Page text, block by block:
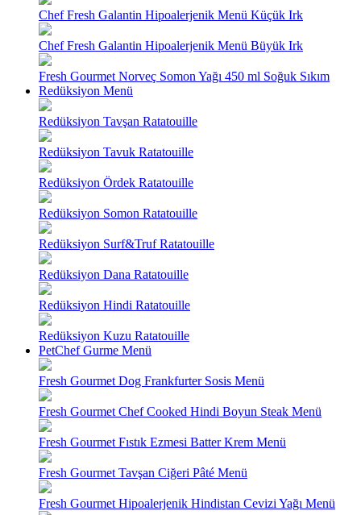
Chef Fresh Galantin Hipoalerjenik Menü Küçük Irk
Chef Fresh Galantin Hipoalerjenik Menü Büyük Irk
Fresh Gourmet Norveç Somon Yağı 450 ml Soğuk Sıkım
Redüksiyon Menü
Redüksiyon Tavşan Ratatouille
Redüksiyon Tavuk Ratatouille
Redüksiyon Ördek Ratatouille
Redüksiyon Somon Ratatouille
Redüksiyon Surf&Truf Ratatouille
Redüksiyon Dana Ratatouille
Redüksiyon Hindi Ratatouille
Redüksiyon Kuzu Ratatouille
PetChef Gurme Menü
Fresh Gourmet Dog Frankfurter Sosis Menü
Fresh Gourmet Chef Cooked Hindi Boyun Steak Menü
Fresh Gourmet Fıstık Ezmesi Batter Krem Menü
Fresh Gourmet Tavşan Ciğeri Pâté Menü
Fresh Gourmet Hipoalerjenik Hindistan Cevizi Yağı Menü